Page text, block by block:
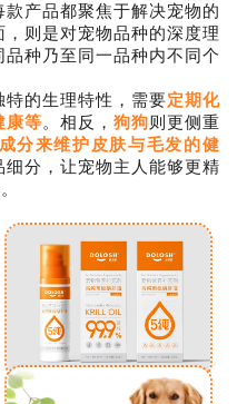
产品都聚焦于解决宠物的
则是对宠物品种的深度理
种乃至同一品种内不同个
特的生理特性，需要定期化
康等。相反， 狗狗则更侧重
分来维护皮肤与毛发的健
细分，让宠物主人能够更精
高纯南极磷虾油